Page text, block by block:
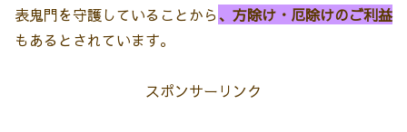
表鬼門を守護していることから、方除け・厄除けのご利益
もあるとされています。
スポンサーリンク